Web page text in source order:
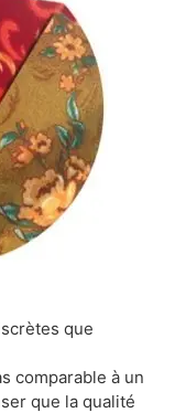
que
comparable à un
que la qualité